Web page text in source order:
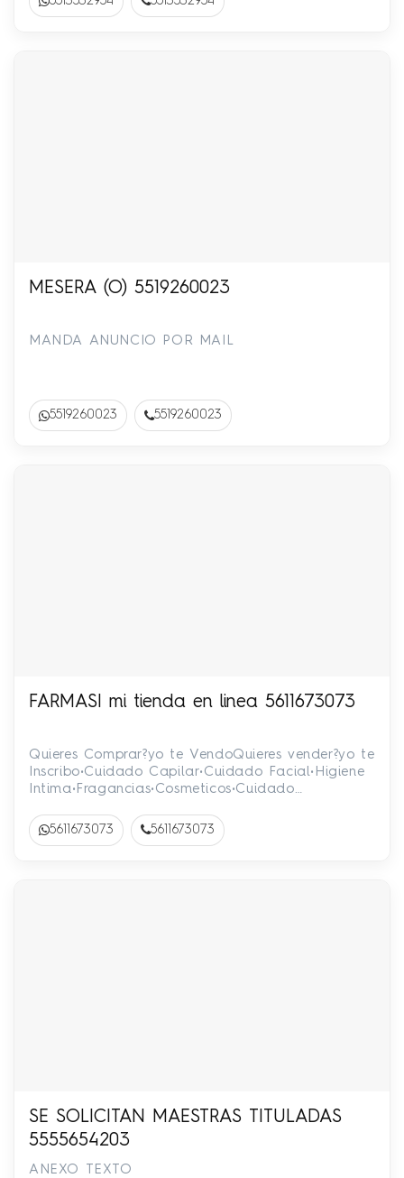
MESERA (O) 5519260023
MANDA ANUNCIO POR MAIL
5519260023 5519260023
FARMASI mi tienda en linea 5611673073
Quieres Comprar?yo te VendoQuieres vender?yo te
Inscribo•Cuidado Capilar•Cuidado Facial•Higiene
Intima•Fragancias•Cosmeticos•Cuidado
5611673073 5611673073
SE SOLICITAN MAESTRAS TITULADAS
5555654203
ANEXO TEXTO